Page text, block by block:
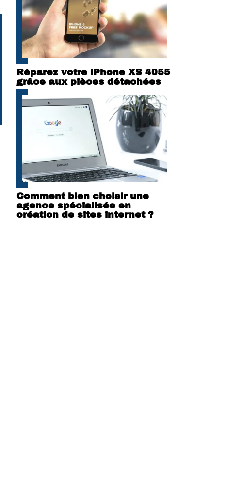
Réparez votre iPhone XS 4055
grâce aux pièces détachées
Comment bien choisir une
agence spécialisée en
création de sites internet ?